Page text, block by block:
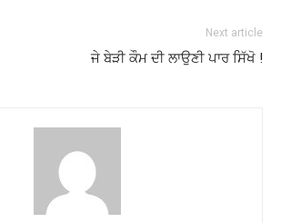
Next article
ਜੇ ਬੇੜੀ ਕੌਮ ਦੀ ਲਾਉਣੀ ਪਾਰ ਸਿੱਖੋ !